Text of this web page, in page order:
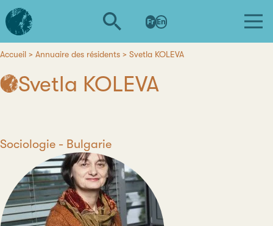
Aller
au
contenu
L'institut
d'études
avancées
de
Fr En
d'Ariane
Accueil Annuaire des résidents Svetla KOLEVA
Svetla KOLEVA
Discipline
Sociologie Pays
Bulgarie